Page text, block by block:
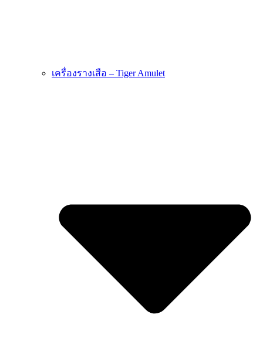
เครื่องรางเสือ – Tiger Amulet